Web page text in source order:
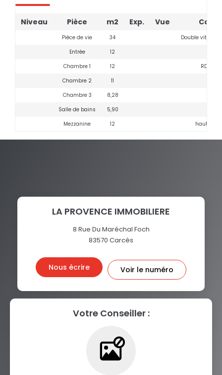
Niveau Pièce m2 Exp. Vue
Pièce de vie 34
Double vitrage
Entrée
12
Chambre 1
12
RDC -
Chambre 2
11
Chambre 3
8,28
Salle de bains
5,90
Mezzanine
12 hauteur
LA PROVENCE IMMOBILIERE
8 Rue Du Maréchal Foch
83570 Carcès
Nous écrire Voir le numéro
Votre Conseiller :